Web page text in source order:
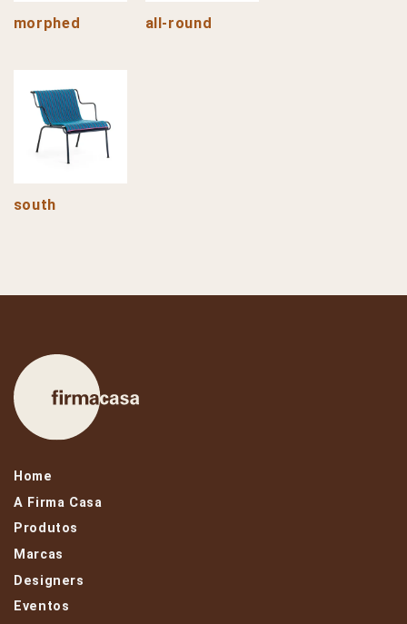
morphed all-round
south
Home
A Firma Casa
Produtos
Marcas
Designers
Eventos